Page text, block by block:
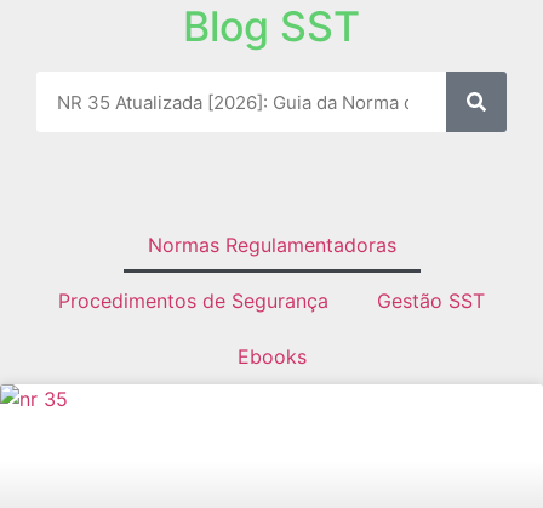
Blog SST
Normas Regulamentadoras
Procedimentos de Segurança Gestão SST
Ebooks